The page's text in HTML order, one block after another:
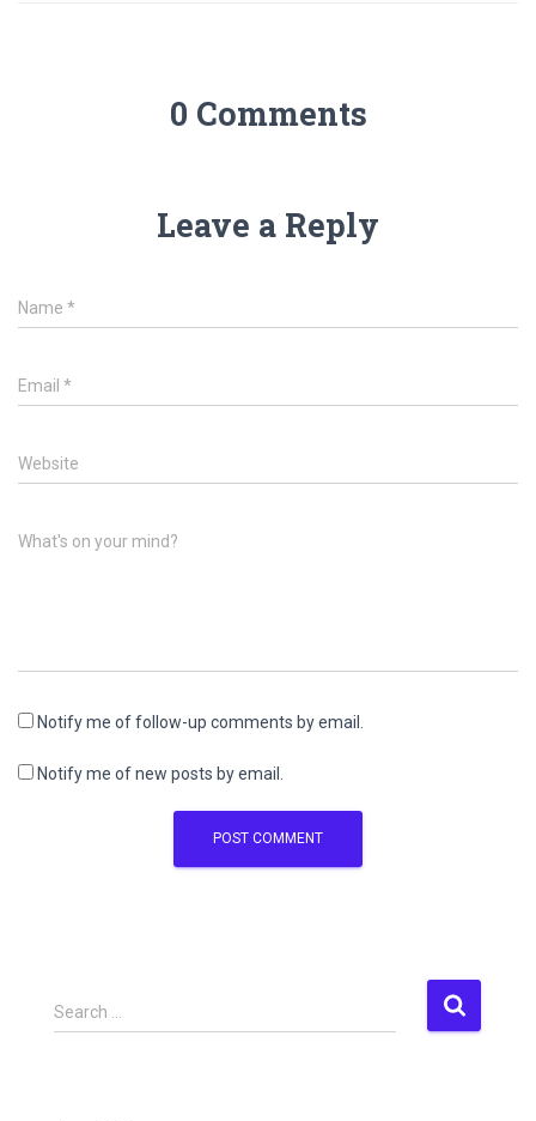
0 Comments
Leave a Reply
Name *
Email *
Website
What's on your mind?
Notify me of follow-up comments by email.
Notify me of new posts by email.
S
e
Search …